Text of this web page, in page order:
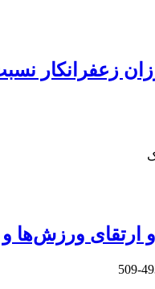
زعفرانکار
و ارتقای
493-